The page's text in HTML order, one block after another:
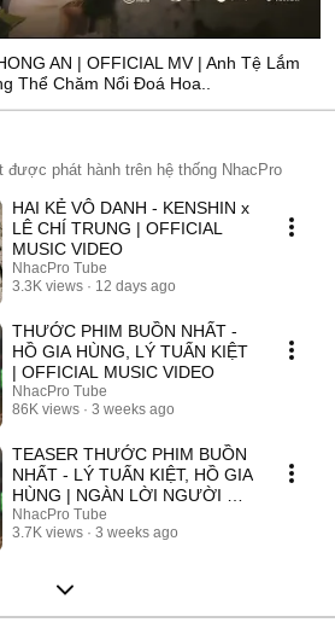
AN | OFFICIAL MV | Anh Tệ Lắm
Thể Chăm Nổi Đoá Hoa..
phát hành trên hệ thống NhacPro
HAI KẺ VÔ DANH - KENSHIN x
LÊ CHÍ TRUNG | OFFICIAL
MUSIC VIDEO
NhacPro Tube
3.3K views
12 days ago
THƯỚC PHIM BUỒN NHẤT -
HỒ GIA HÙNG, LÝ TUẤN KIỆT
| OFFICIAL MUSIC VIDEO
NhacPro Tube
86K views
3 weeks ago
TEASER THƯỚC PHIM BUỒN
NHẤT - LÝ TUẤN KIỆT, HỒ GIA
HÙNG | NGÀN LỜI NGƯỜI ĐÃ
NÓI KHÔNG SAI ....
NhacPro Tube
3.7K views
3 weeks ago